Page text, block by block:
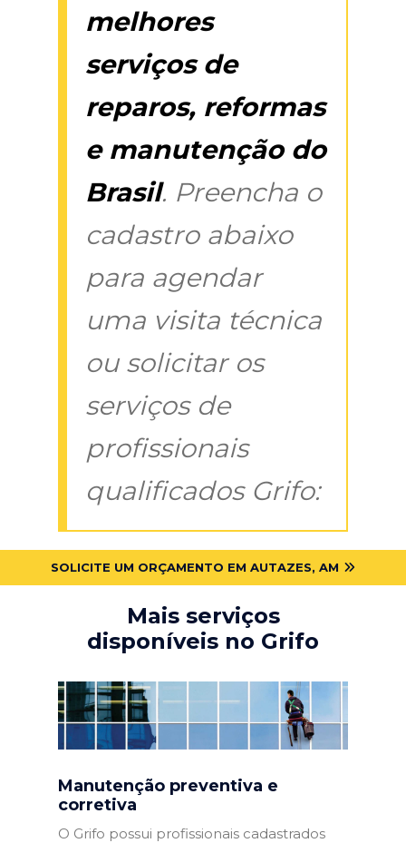
melhores
serviços de
reparos, reformas
e manutenção do
Brasil. Preencha o
cadastro abaixo
para agendar
uma visita técnica
ou solicitar os
serviços de
profissionais
qualificados Grifo:
SOLICITE UM ORÇAMENTO EM AUTAZES, AM
Mais serviços
disponíveis no Grifo
Manutenção preventiva e
corretiva
O Grifo possui profissionais cadastrados